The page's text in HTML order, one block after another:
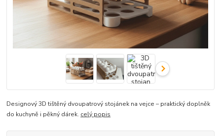
Designový 3D tištěný dvoupatrový stojánek na vejce – praktický doplněk
do kuchyně i pěkný dárek. celý popis